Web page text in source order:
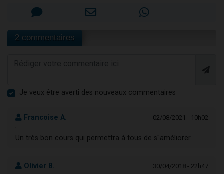
2 commentaires
Je veux être averti des nouveaux commentaires
Francoise A. 02/08/2021 - 10h02
Un très bon cours qui permettra à tous de s"améliorer
Olivier B. 30/04/2018 - 22h47